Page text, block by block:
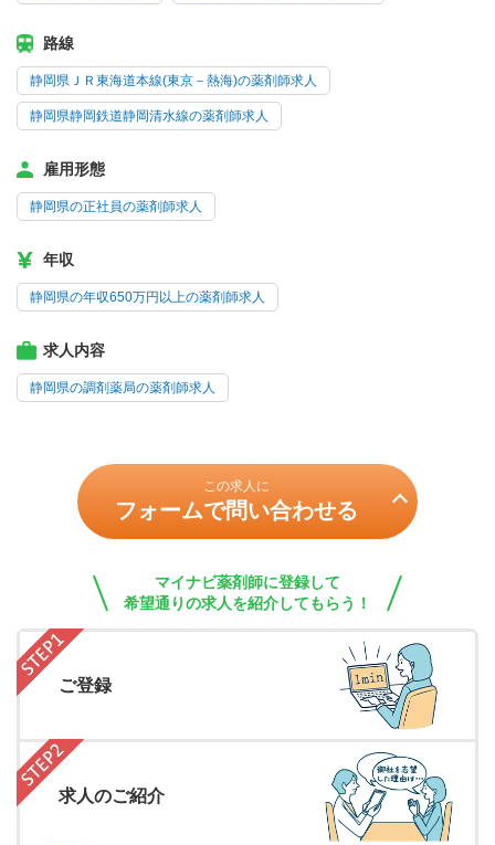
路線
静岡県ＪＲ東海道本線(東京－熱海)の薬剤師求人
静岡県静岡鉄道静岡清水線の薬剤師求人
雇用形態
静岡県の正社員の薬剤師求人
年収
静岡県の年収650万円以上の薬剤師求人
求人内容
静岡県の調剤薬局の薬剤師求人
この求人に
フォームで問い合わせる
マイナビ薬剤師に登録して
希望通りの求人を紹介してもらう！
ご登録
求人のご紹介